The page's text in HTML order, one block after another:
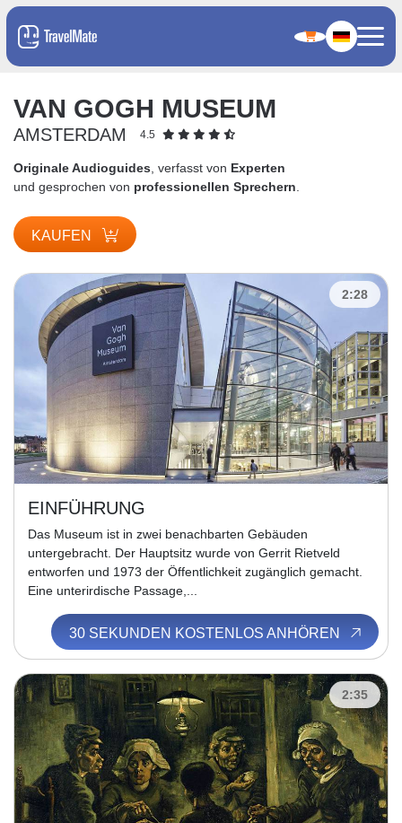
VAN GOGH MUSEUM
AMSTERDAM 4.5
Originale Audioguides , verfasst von Experten
und gesprochen von professionellen Sprechern
KAUFEN
2:28
EINFÜHRUNG
Das Museum ist in zwei benachbarten Gebäuden
untergebracht. Der Hauptsitz wurde von Gerrit Rietveld
entworfen und 1973 der Öffentlichkeit zugänglich gemacht.
Eine unterirdische Passage,...
30 SEKUNDEN KOSTENLOS ANHÖREN
2:35